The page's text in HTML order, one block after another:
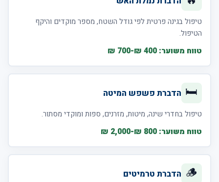
טיפול בגינה פרטית לפי גודל השטח, מספר מוקדים והיקף
הטיפול.
טווח משוער: 400 ₪-700 ₪
🛏️ הדברת פשפש המיטה
טיפול בחדרי שינה, מיטות, מזרנים, ספות ומוקדי מסתור.
טווח משוער: 800 ₪-2,000 ₪
🪵 הדברת טרמיטים